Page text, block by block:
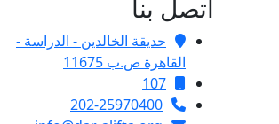
اتصل بنا
حديقة الخالدين - الدراسة -
القاهرة ص.ب 11675
107
202-25970400